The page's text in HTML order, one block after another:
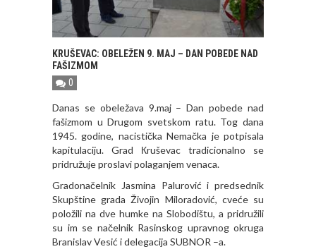
KRUŠEVAC: OBELEŽEN 9. MAJ – DAN POBEDE NAD
FAŠIZMOM
0
Danas se obeležava 9.maj – Dan pobede nad
fašizmom u Drugom svetskom ratu. Tog dana
1945. godine, nacistička Nemačka je potpisala
kapitulaciju. Grad Кruševac tradicionalno se
pridružuje proslavi polaganjem venaca.
Gradonačelnik Jasmina Palurović i predsednik
Skupštine grada Živojin Miloradović, cveće su
položili na dve humke na Slobodištu, a pridružili
su im se načelnik Rasinskog upravnog okruga
Branislav Vesić i delegacija SUBNOR –a.